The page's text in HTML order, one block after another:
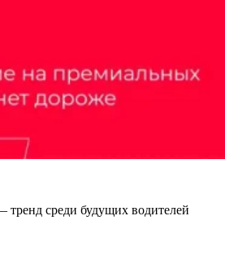
тренд среди будущих водителей